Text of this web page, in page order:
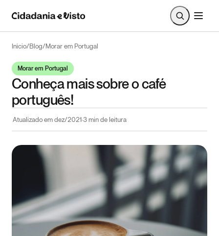
Início/Blog/Morar em Portugal
Morar em Portugal
Conheça mais sobre o café
português!
Atualizado emdez/2021·3min de leitura